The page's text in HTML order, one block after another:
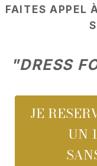
FAITES APPEL
"DRESS
JE
UN